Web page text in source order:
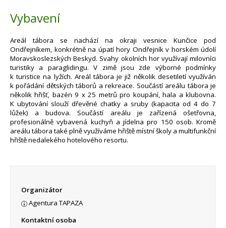
Vybavení
Areál tábora se nachází na okraji vesnice Kunčice pod
Ondřejníkem, konkrétně na úpatí hory Ondřejník v horském údolí
Moravskoslezských Beskyd. Svahy okolních hor využívají milovníci
turistiky a paraglidingu. V zimě jsou zde výborné podmínky
k turistice na lyžích. Areál tábora je již několik desetiletí využíván
k pořádání dětských táborů a rekreace. Součástí areálu tábora je
několik hřišť, bazén 9 x 25 metrů pro koupání, hala a klubovna.
K ubytování slouží dřevěné chatky a sruby (kapacita od 4 do 7
lůžek) a budova. Součástí areálu je zařízená ošetřovna,
profesionálně vybavená kuchyň a jídelna pro 150 osob. Kromě
areálu tábora také plně využíváme hřiště místní školy a multifunkční
hřiště nedalekého hotelového resortu.
Organizátor
Agentura TAPAZA
Kontaktní osoba